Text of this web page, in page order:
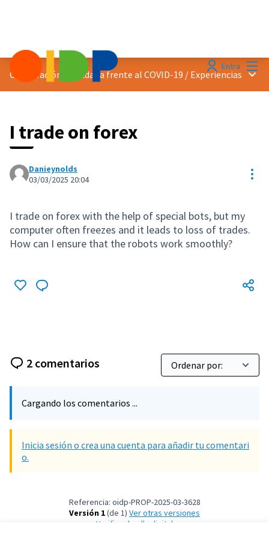
Entra
Cooperación ciudadana frente al COVID-19 / Experiencias
I trade on forex
Danieynolds
03/03/2025 20:04
I trade on forex with the help of special bots, but my
computer often freezes and it leads to loss of trades.
How can I ensure that the robots work smoothly?
2 comentarios
Cargando los comentarios ...
Inicia sesión o crea una cuenta para añadir tu comentari
o.
Referencia: oidp-PROP-2025-03-3628
Versión 1(de 1)
ver otras versiones
Verificar huella digital